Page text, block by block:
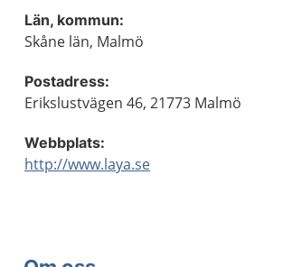
Län, kommun:
Skåne län, Malmö
Postadress:
Erikslustvägen 46, 21773 Malmö
Webbplats:
http://www.laya.se